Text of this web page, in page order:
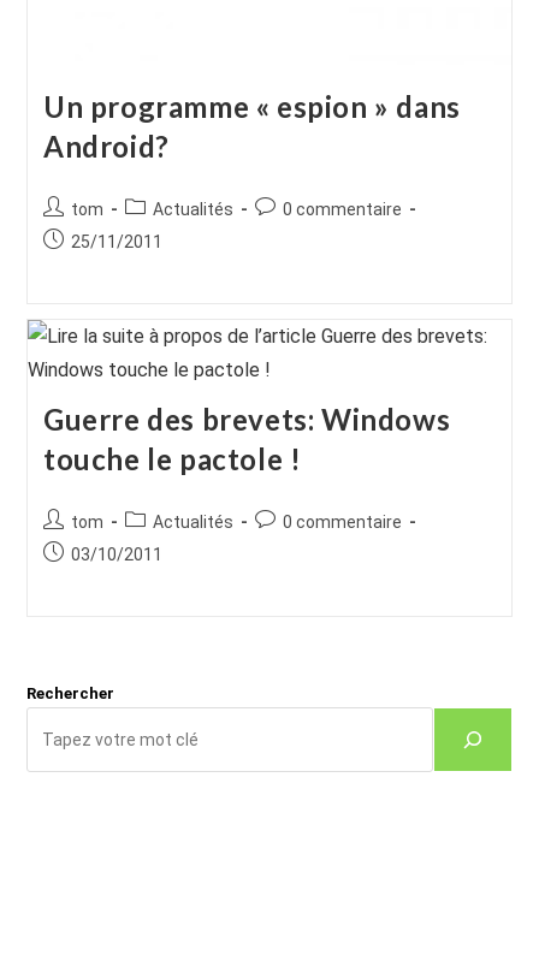
Un programme « espion » dans
Android?
Auteur/autrice
de
tom
Post
category:
Actualités
Commentaires
0 commentaire
Publication
25/11/2011
Guerre des brevets: Windows
touche le pactole !
Auteur/autrice
de
tom
Post
category:
Actualités
Commentaires
0 commentaire
Publication
03/10/2011
Rechercher